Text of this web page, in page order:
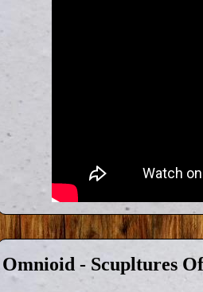
Omnioid - Scupltures